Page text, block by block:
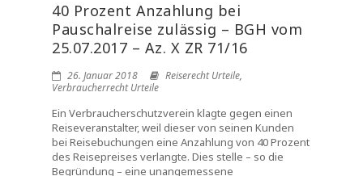
40 Prozent Anzahlung bei
Pauschalreise zulässig – BGH vom
25.07.2017 – Az. X ZR 71/16
26. Januar 2018 Reiserecht Urteile,
Verbraucherrecht Urteile
Ein Verbraucherschutzverein klagte gegen einen
Reiseveranstalter, weil dieser von seinen Kunden
bei Reisebuchungen eine Anzahlung von 40 Prozent
des Reisepreises verlangte. Dies stelle – so die
Begründung – eine unangemessene